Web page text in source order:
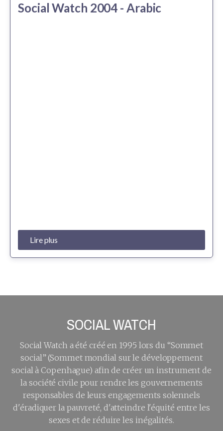
Social Watch 2004 - Arabic
Lire plus
SOCIAL WATCH
Social Watch a été créé en 1995 lors du “Sommet
social” (Sommet mondial sur le développement
social à Copenhague) afin de créer un instrument de
la société civile pour rendre les gouvernements
responsables de leurs engagements solennels
d'éradiquer la pauvreté, d'atteindre l'équité entre les
sexes et de réduire les inégalités.